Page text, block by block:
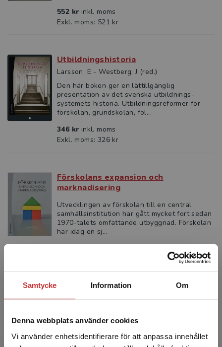
Samtycke Information Om
Denna webbplats använder cookies
Vi använder enhetsidentifierare för att anpassa innehållet
552 kr inkl. moms
Exkl. moms: 521 kr
Utbildningshistoria
Larsson, E - Westberg, J (red.)
Den här boken ger en lättillgänglig
presentation av det svenska utbildnings­
systemets historia. Utbildningsreformer för
förskolan, grundskolan, fol...
346 kr inkl. moms
Exkl. moms: 326 kr
Förskolans expansion och
marknadisering
Utvecklingen av förskolan till en central
samhällsinstitution har gått mycket fort sedan
1970-talets omfattande utbyggnad. Förskolan
har idag en sj...
Att komma vidare
Att sakna behörighet till gymnasiet innebär
ofta svårigheter för unga att etablera sig på
arbetsmarknaden och i vuxenlivet. Det ger